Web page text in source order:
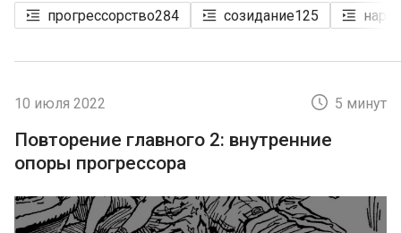
прогрессорство284 созидание125
10 июля 2022 5 минут
Повторение главного 2: внутренние
опоры прогрессора